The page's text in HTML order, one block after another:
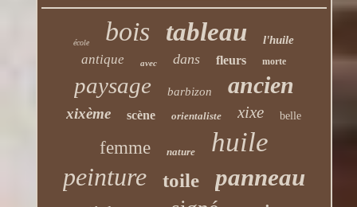
école bois tableau l'huile
antique avec dans fleurs morte
paysage barbizon ancien
xixème scène orientaliste xixe belle
femme nature huile
peinture toile panneau